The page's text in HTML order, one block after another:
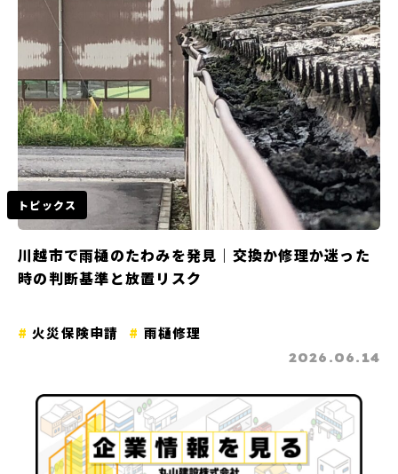
トピックス
川越市で雨樋のたわみを発見｜交換か修理か迷った
時の判断基準と放置リスク
火災保険申請 雨樋修理
2026.06.14